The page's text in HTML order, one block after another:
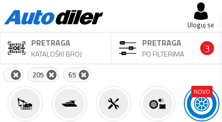
Uloguj se
PRETRAGA
KATALOŠKI BROJ
PRETRAGA
PO FILTERIMA 3
205 65
NOVO